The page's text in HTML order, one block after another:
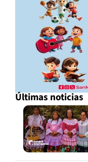
Últimas noticias